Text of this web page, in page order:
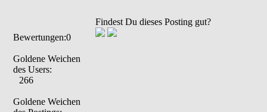
Bewertungen:0
Goldene Weichen
des Users:
266
Goldene Weichen
Findest Du dieses Posting gut?